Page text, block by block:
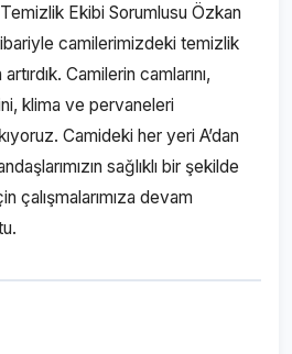
Ekibi Sorumlusu Özkan
camilerimizdeki temizlik
Camilerin camlarını,
klima ve pervaneleri
Camideki her yeri A’dan
sağlıklı bir şekilde
çalışmalarımıza devam